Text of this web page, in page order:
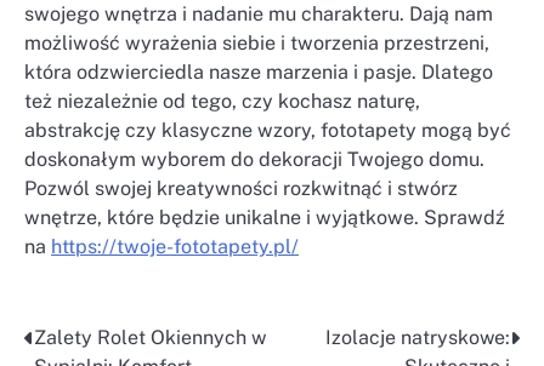
swojego wnętrza i nadanie mu charakteru. Dają nam
możliwość wyrażenia siebie i tworzenia przestrzeni,
która odzwierciedla nasze marzenia i pasje. Dlatego
też niezależnie od tego, czy kochasz naturę,
abstrakcję czy klasyczne wzory, fototapety mogą być
doskonałym wyborem do dekoracji Twojego domu.
Pozwól swojej kreatywności rozkwitnąć i stwórz
wnętrze, które będzie unikalne i wyjątkowe. Sprawdź
na https://twoje-fototapety.pl/
Nawigacja
Zalety Rolet Okiennych w
Izolacje natryskowe: